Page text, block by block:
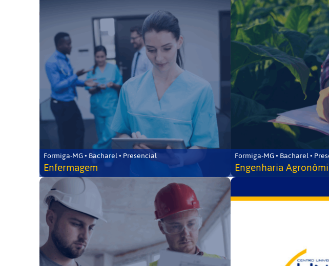
Formiga-MG • Bacharel • Presencial
Enfermagem
Formiga-MG • Bacharel •
Engenharia